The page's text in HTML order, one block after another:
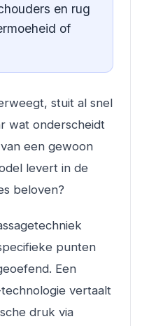
en rug
of
stuit al snel
wat onderscheidt
een gewoon
levert in de
beloven?
punten
Een
vertaalt
druk via